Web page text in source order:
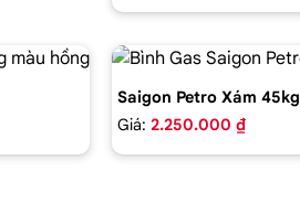
Saigon Petro Xám 45kg
Giá: 2.250.000 ₫